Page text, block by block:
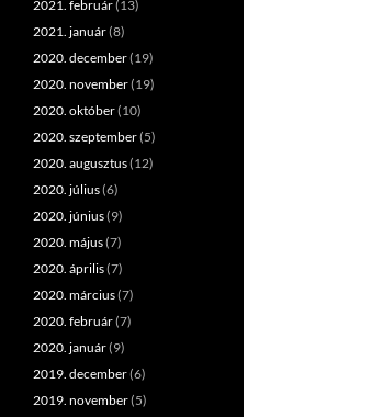
2021. február(13)
2021. január(8)
2020. december(19)
2020. november(19)
2020. október(10)
2020. szeptember(5)
2020. augusztus(12)
2020. július(6)
2020. június(9)
2020. május(7)
2020. április(7)
2020. március(7)
2020. február(7)
2020. január(9)
2019. december(6)
2019. november(5)